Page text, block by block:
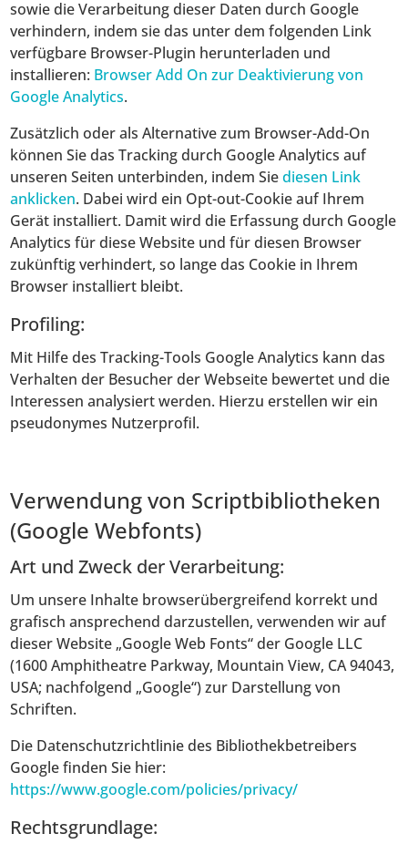
sowie die Verarbeitung dieser Daten durch Google
verhindern, indem sie das unter dem folgenden Link
verfügbare Browser-Plugin herunterladen und
installieren: Browser Add On zur Deaktivierung von
Google Analytics.
Zusätzlich oder als Alternative zum Browser-Add-On
können Sie das Tracking durch Google Analytics auf
unseren Seiten unterbinden, indem Siediesen Link
anklicken. Dabei wird ein Opt-out-Cookie auf Ihrem
Gerät installiert. Damit wird die Erfassung durch Google
Analytics für diese Website und für diesen Browser
zukünftig verhindert, so lange das Cookie in Ihrem
Browser installiert bleibt.
Profiling:
Mit Hilfe des Tracking-Tools Google Analytics kann das
Verhalten der Besucher der Webseite bewertet und die
Interessen analysiert werden. Hierzu erstellen wir ein
pseudonymes Nutzerprofil.
Verwendung von Scriptbibliotheken
(Google Webfonts)
Art und Zweck der Verarbeitung:
Um unsere Inhalte browserübergreifend korrekt und
grafisch ansprechend darzustellen, verwenden wir auf
dieser Website „Google Web Fonts“ der Google LLC
(1600 Amphitheatre Parkway, Mountain View, CA 94043,
USA; nachfolgend „Google“) zur Darstellung von
Schriften.
Die Datenschutzrichtlinie des Bibliothekbetreibers
Google finden Sie hier:
https://www.google.com/policies/privacy/
Rechtsgrundlage: